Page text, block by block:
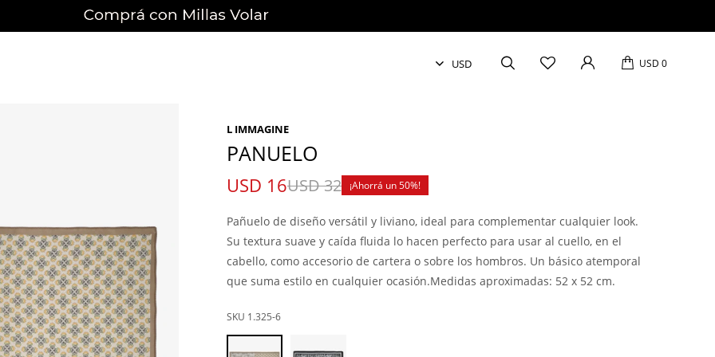
USD 0
L IMMAGINE
PANUELO
USD 16USD32 50
Pañuelo de diseño versátil y liviano, ideal para complementar cualquier look.
Su textura suave y caída fluida lo hacen perfecto para usar al cuello, en el
cabello, como accesorio de cartera o sobre los hombros. Un básico atemporal
que suma estilo en cualquier ocasión.Medidas aproximadas: 52 x 52 cm.
1.325-6